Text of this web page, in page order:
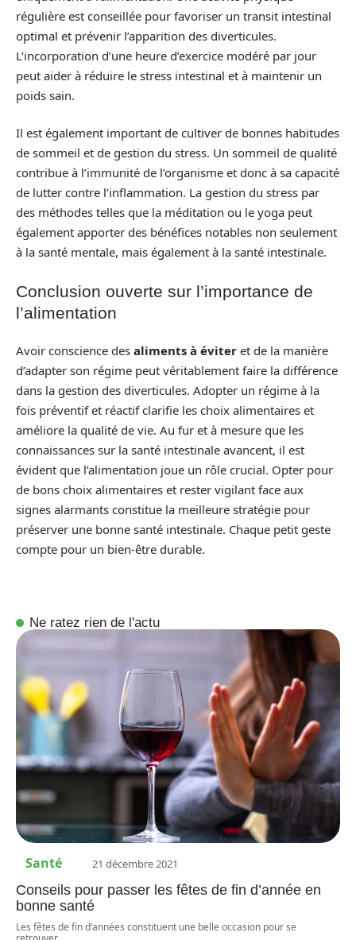
régulière est conseillée pour favoriser un transit intestinal
optimal et prévenir l’apparition des diverticules.
L’incorporation d’une heure d’exercice modéré par jour
peut aider à réduire le stress intestinal et à maintenir un
poids sain.
Il est également important de cultiver de bonnes habitudes
de sommeil et de gestion du stress. Un sommeil de qualité
contribue à l’immunité de l’organisme et donc à sa capacité
de lutter contre l’inflammation. La gestion du stress par
des méthodes telles que la méditation ou le yoga peut
également apporter des bénéfices notables non seulement
à la santé mentale, mais également à la santé intestinale.
Conclusion ouverte sur l’importance de
l’alimentation
Avoir conscience des aliments à éviter et de la manière
d’adapter son régime peut véritablement faire la différence
dans la gestion des diverticules. Adopter un régime à la
fois préventif et réactif clarifie les choix alimentaires et
améliore la qualité de vie. Au fur et à mesure que les
connaissances sur la santé intestinale avancent, il est
évident que l’alimentation joue un rôle crucial. Opter pour
de bons choix alimentaires et rester vigilant face aux
signes alarmants constitue la meilleure stratégie pour
préserver une bonne santé intestinale. Chaque petit geste
compte pour un bien-être durable.
Ne ratez rien de l'actu
Santé 21 décembre 2021
Conseils pour passer les fêtes de fin d’année en
bonne santé
Les fêtes de fin d’années constituent une belle occasion pour se